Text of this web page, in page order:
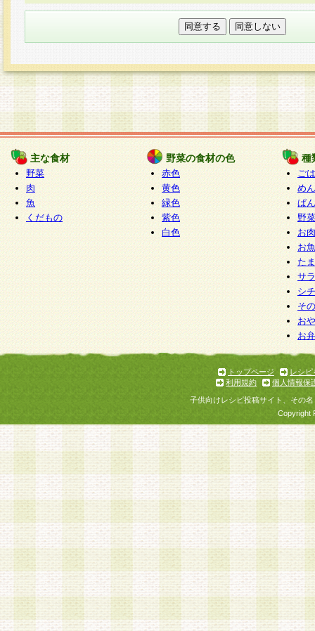
本フォームでは、セッション管理のためCookie
○個人情報の第三者提供について
力いただく個人情報は第三者に提供しません。
○個人情報の委託について
個人情報の取り扱いを外部に委託する場合は、
情報管理基準を満たす企業を選定して委託を行
が行われるよう監督します。
○開示対象個人情報の開示等および問い合わせ窓口
本人からの求めにより、当社が本件により取得
報の利用目的の通知・開示・内容の訂正・追加
停止・消去及び第三者への提供の禁止（以下、
といいます。）に応じます。
開示等に応じる窓口は以下になります。
ぱくすく食堂個人情報お客様相談窓口 paku-
m
個人情報を与えることは任意ですが、個人情報
意をいただけない場合には、当社のサービスの
お問い合わせ・ご相談への対応ができない場合
主な食材
野菜
肉
魚
くだもの
野菜の食材の色
赤色
黄色
緑色
紫色
白色
種
ご
めん
ぱん
野
お
お
た
サ
シ
そ
お
お
トップページ
レシピ
利用規約
個人情報保
子供向けレシピ投稿サイト、その
Copyright